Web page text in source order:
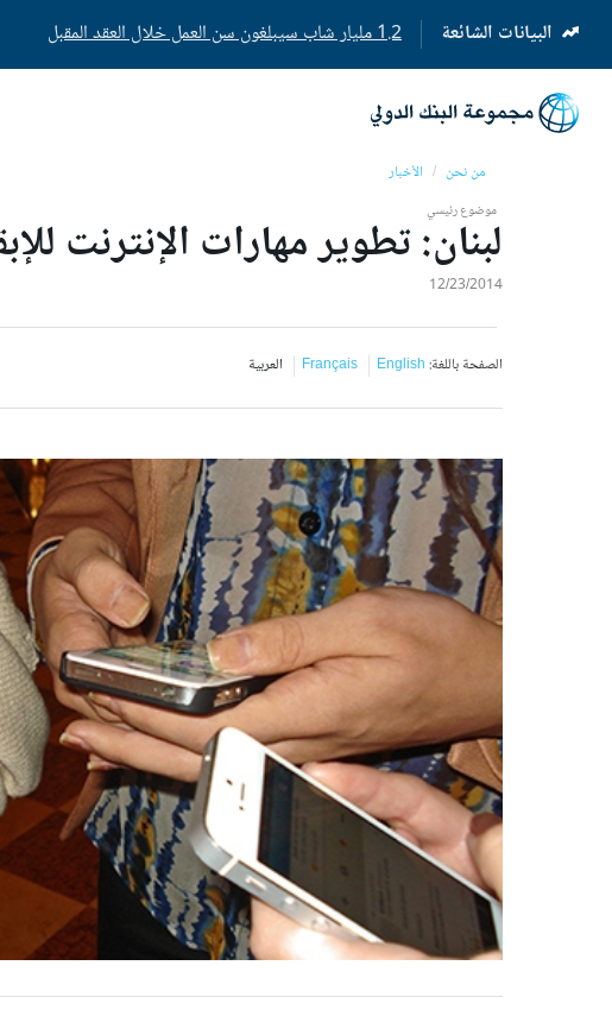
البيانات الشائعة 1.2 مليار شاب سيبلغون سن العمل خلال العقد المقبل
(opens
in
a
new
من نحن الأخبار
موضوع رئيسي
لبنان: تطوير مهارات الإنترنت
12/23/2014
الصفحة باللغة:English
Français العربية